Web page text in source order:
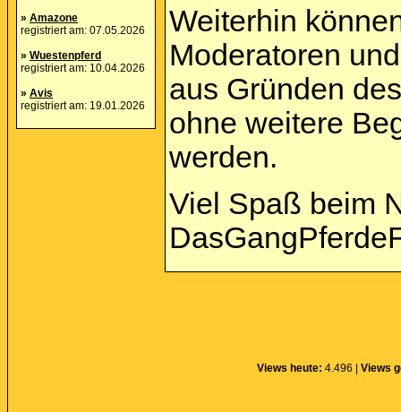
» Amazone
registriert am: 07.05.2026
» Wuestenpferd
registriert am: 10.04.2026
» Avis
registriert am: 19.01.2026
Weiterhin
Moderatoren
aus Gründen
ohne weitere
werden.
Viel Spaß beim
Views heute: 4.496 | Views